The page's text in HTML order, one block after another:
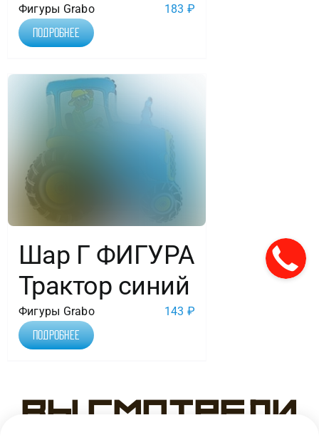
Фигуры Grabo 183 ₽
Подробнее
Шар Г ФИГУРА
Трактор синий
Фигуры Grabo 143 ₽
Подробнее
Вы смотрели